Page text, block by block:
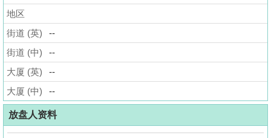
宅
谷
按
揭
地
产
博
客
地区
街道 (英)
--
街道 (中)
--
大厦 (英)
--
大厦 (中)
--
放盘人资料